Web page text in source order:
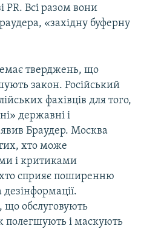
PR. Всі разом вони
«західну буферну
тверджень, що
закон. Російський
фахівців для того,
державні і
Браудер. Москва
хто може
і критиками
сприяє поширенню
дезінформації.
що обслуговують
полегшують і маскують